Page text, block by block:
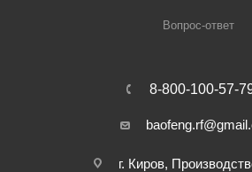
Вопрос-ответ
8-800-100-57-
г. Киров,